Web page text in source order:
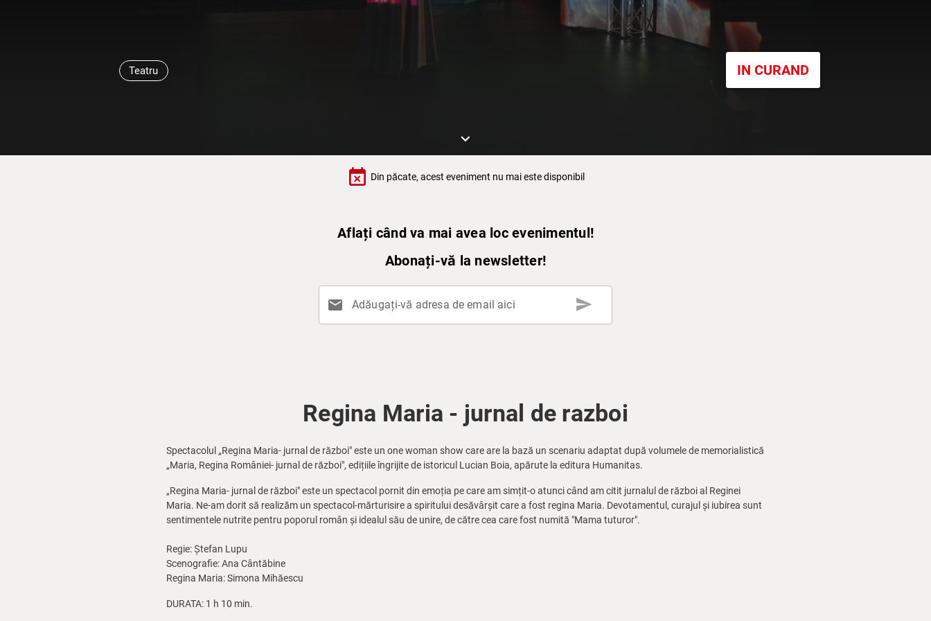
Teatru IN CURAND
keyboard_arrow_down
event_busy Din păcate, acest eveniment nu mai este disponibil
Aflați când va mai avea loc evenimentul!
Abonați-vă la newsletter!
mail Adăugați-vă adresa de email aici send
Regina Maria - jurnal de razboi
Spectacolul „Regina Maria- jurnal de război" este un one woman show care are la bază un scenariu adaptat după volumele de memorialistică
„Maria, Regina României- jurnal de război", edițiile îngrijite de istoricul Lucian Boia, apărute la editura Humanitas.
„Regina Maria- jurnal de război" este un spectacol pornit din emoția pe care am simțit-o atunci când am citit jurnalul de război al Reginei
Maria. Ne-am dorit să realizăm un spectacol-mărturisire a spiritului desăvârșit care a fost regina Maria. Devotamentul, curajul și iubirea sunt
sentimentele nutrite pentru poporul român și idealul său de unire, de către cea care fost numită "Mama tuturor".
Regie: Ștefan Lupu
Scenografie: Ana Cântăbine
Regina Maria: Simona Mihăescu
DURATA: 1 h 10 min.